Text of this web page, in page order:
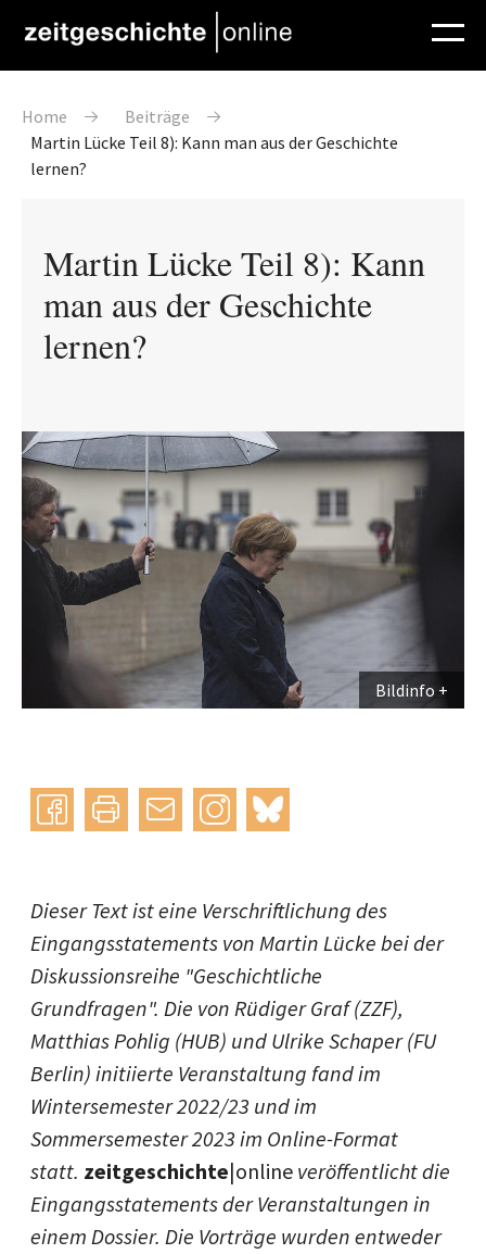
Pfadnavigation
Home
Beiträge
Martin Lücke Teil 8): Kann man aus der Geschichte
lernen?
Martin Lücke Teil 8): Kann
man aus der Geschichte
lernen?
Bildinfo
Instagram
bluesky
Dieser Text ist eine Verschriftlichung des
Eingangsstatements von Martin Lücke bei der
Diskussionsreihe "Geschichtliche
Grundfragen". Die von Rüdiger Graf (ZZF),
Matthias Pohlig (HUB) und Ulrike Schaper (FU
Berlin) initiierte Veranstaltung fand im
Wintersemester 2022/23 und im
Sommersemester 2023 im Online-Format
statt. zeitgeschichte|online veröffentlicht die
Eingangsstatements der Veranstaltungen in
einem Dossier. Die Vorträge wurden entweder